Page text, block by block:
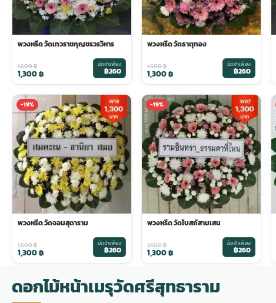
ดอกไม้งานศพ ราคาถูก
จัดดอกไม้งานศพ ราคา
ดอกไม้งานศพ ส่งฟรี
ดอกไม้งานศพ ออนไลน์
พวงดอกไม้งานศพ
tpdecorate ปูพื้น
ร้านพวงหรีด กรุงเทพ ส่งฟรี
พวงหรีด ปากคลองตลาด ราคา
พวงหรีด ส่งด่วน วันนี้
น้าเมรุ กรุงเทพ
พวงหรีด วัดเทวราชกุญชรวรวิหาร
1,600฿
1,300฿
มัดจำเพียง
฿260
พวงหรีด วัดธาตุทอง
1,600฿
1,300฿
มัดจำเพียง
฿260
-19%
พวงหรีด วัดจอมสุดาราม
1,600฿
1,300฿
มัดจำเพียง
฿260
-19%
พวงหรีด วัดโบสถ์สามเสน
1,600฿
1,300฿
มัดจำเพียง
฿260
ดอกไม้หน้าเมรุวัดศรีสุทธาราม